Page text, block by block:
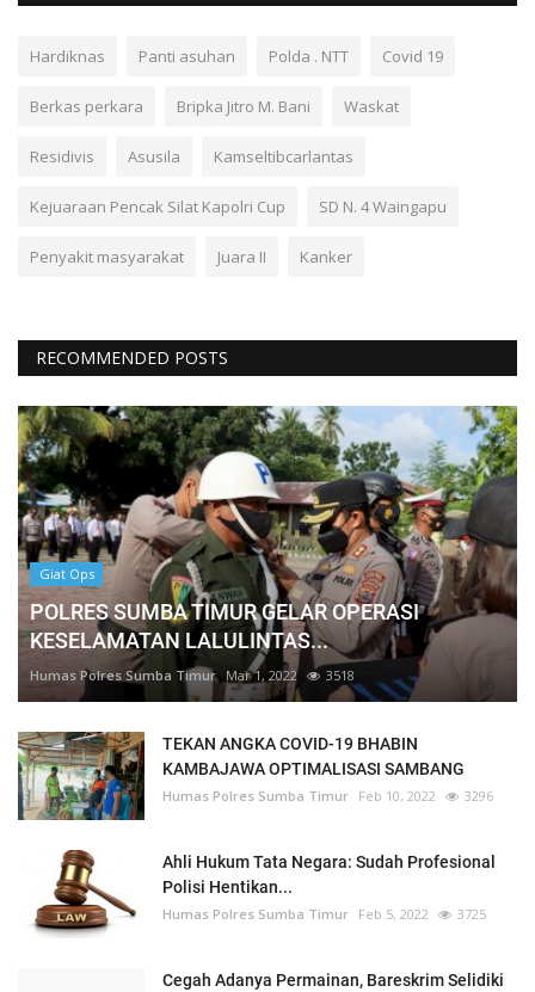
Hardiknas Panti asuhan Polda . NTT Covid 19
Berkas perkara Bripka Jitro M. Bani Waskat
Residivis Asusila Kamseltibcarlantas
Kejuaraan Pencak Silat Kapolri Cup SD N. 4 Waingapu
Penyakit masyarakat Juara II Kanker
RECOMMENDED POSTS
Giat Ops
POLRES SUMBA TIMUR GELAR OPERASI
KESELAMATAN LALULINTAS...
Humas Polres Sumba Timur Mar 1, 2022 3518
TEKAN ANGKA COVID-19 BHABIN
KAMBAJAWA OPTIMALISASI SAMBANG
Humas Polres Sumba Timur Feb 10, 2022 3296
Ahli Hukum Tata Negara: Sudah Profesional
Polisi Hentikan...
Humas Polres Sumba Timur Feb 5, 2022 3725
Cegah Adanya Permainan, Bareskrim Selidiki